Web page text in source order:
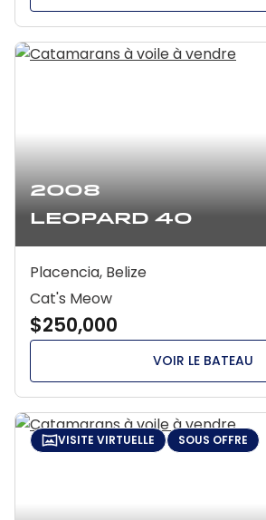
2008
Leopard 40
Placencia, Belize
Cat's Meow
$250,000
VOIR LE BATEAU
VISITE VIRTUELLE SOUS OFFRE